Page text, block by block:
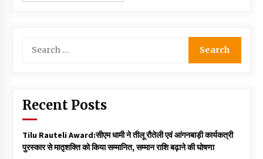
for:
Recent Posts
Tilu Rauteli Award:सीएम धामी ने तीलू रौतेली एवं आंगनबाड़ी कार्यकत्री
पुरस्कार से मातृशक्ति को किया सम्मानित, सम्मान राशि बढ़ाने की घोषणा